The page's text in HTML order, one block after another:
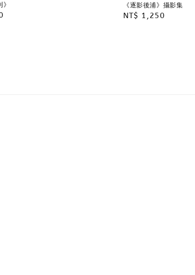
《逐影後浦》攝影集
Regular
NT$ 1,250